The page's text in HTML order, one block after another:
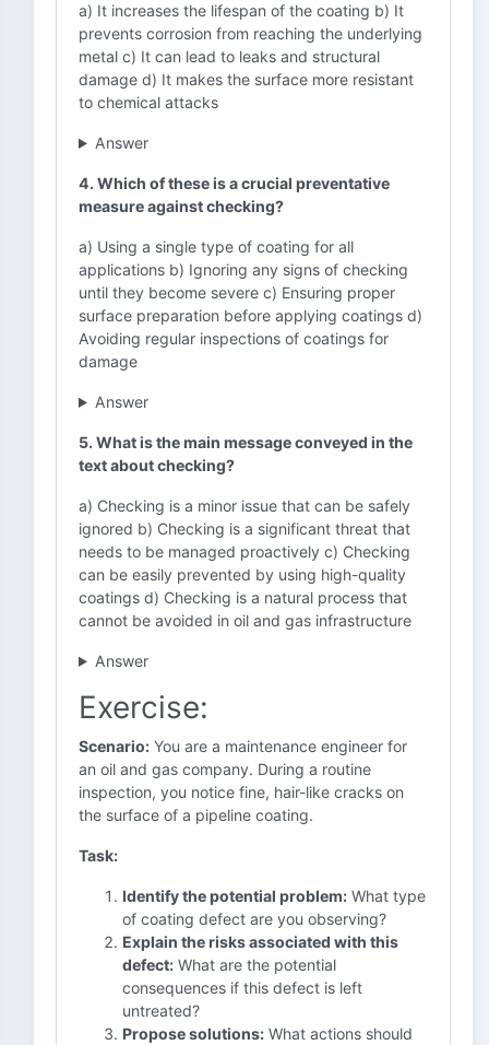
a) It increases the lifespan of the coating b) It
prevents corrosion from reaching the underlying
metal c) It can lead to leaks and structural
damage d) It makes the surface more resistant
to chemical attacks
Answer
4. Which of these is a crucial preventative
measure against checking?
a) Using a single type of coating for all
applications b) Ignoring any signs of checking
until they become severe c) Ensuring proper
surface preparation before applying coatings d)
Avoiding regular inspections of coatings for
damage
Answer
5. What is the main message conveyed in the
text about checking?
a) Checking is a minor issue that can be safely
ignored b) Checking is a significant threat that
needs to be managed proactively c) Checking
can be easily prevented by using high-quality
coatings d) Checking is a natural process that
cannot be avoided in oil and gas infrastructure
Answer
Exercise:
Scenario: You are a maintenance engineer for
an oil and gas company. During a routine
inspection, you notice fine, hair-like cracks on
the surface of a pipeline coating.
Task:
Identify the potential problem: What type
of coating defect are you observing?
Explain the risks associated with this
defect: What are the potential
consequences if this defect is left
untreated?
Propose solutions: What actions should